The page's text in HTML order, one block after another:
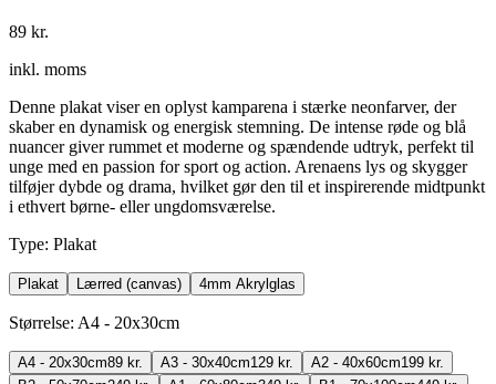
89 kr.
inkl. moms
Denne plakat viser en oplyst kamparena i stærke neonfarver, der
skaber en dynamisk og energisk stemning. De intense røde og blå
nuancer giver rummet et moderne og spændende udtryk, perfekt til
unge med en passion for sport og action. Arenaens lys og skygger
tilføjer dybde og drama, hvilket gør den til et inspirerende midtpunkt
i ethvert børne- eller ungdomsværelse.
Type: Plakat
Plakat Lærred (canvas) 4mm Akrylglas
Størrelse: A4 - 20x30cm
A4 - 20x30cm89 kr. A3 - 30x40cm129 kr. A2 - 40x60cm199 kr.